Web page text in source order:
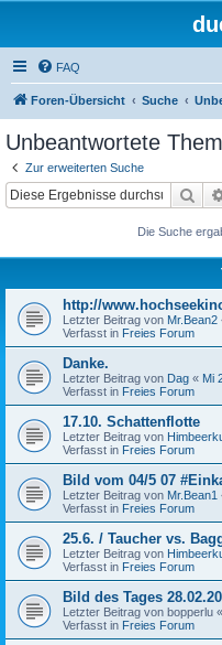
FAQ
Foren-Übersicht Suche
Unbeantwortete
Zur erweiterten Suche
Die Suche
http://
Letzter Beitrag von Mr.Bean2
Verfasst in Freies Forum
Danke.
Letzter Beitrag von Dag « Mi
Verfasst in Freies Forum
17.10. Schattenflotte
Letzter Beitrag von
Verfasst in Freies Forum
Bild vom 04/5 07
Letzter Beitrag von Mr.Bean1
Verfasst in Freies Forum
25.6. / Taucher vs.
Letzter Beitrag von
Verfasst in Freies Forum
Bild des Tages
Letzter Beitrag von bopperlu «
Verfasst in Freies Forum